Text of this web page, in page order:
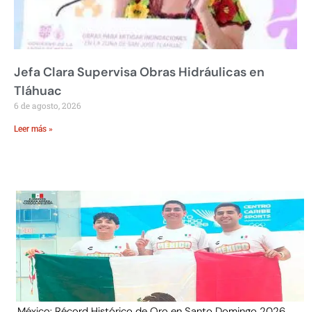
Jefa Clara Supervisa Obras Hidráulicas en
Tláhuac
6 de agosto, 2026
Leer más »